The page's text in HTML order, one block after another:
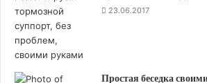
Может нормально
температурах от -50 до +50°С.
Окружающий воздух может
до 98%, вплоть до +35°С.
23.06.2017
Простая беседка